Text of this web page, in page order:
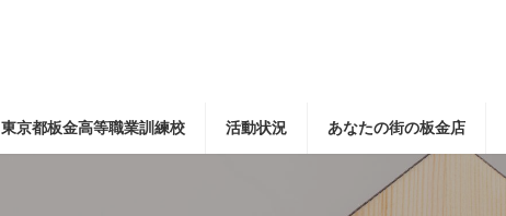
東京都板金高等職業訓練校 活動状況 あなたの街の板金店